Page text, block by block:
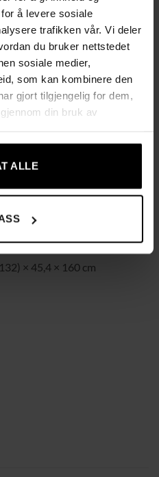
å levere sosiale
trafikken vår. Vi deler
du bruker nettstedet
sosiale medier,
som kan kombinere den
gjort tilgjengelig for dem,
din bruk av
ALLE
enkel å flytte og tilpasse
som ruller jevnt på de fleste
og fortau
klesoppbevaring
× 45,4 × 160 cm